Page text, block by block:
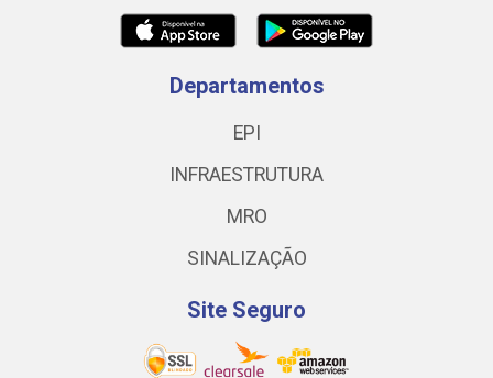
Departamentos
EPI
INFRAESTRUTURA
MRO
SINALIZAÇÃO
Site Seguro